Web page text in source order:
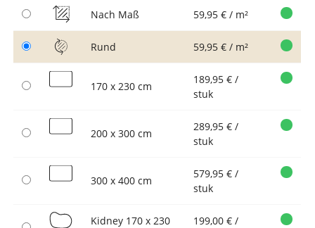
Nach Maß 59,95 € / m²
Rund 59,95 € / m²
170 x 230 cm
189,95 € /
stuk
200 x 300 cm
289,95 € /
stuk
300 x 400 cm
579,95 € /
stuk
Kidney 170 x 230
199,00 € /